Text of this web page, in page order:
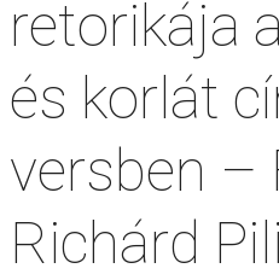
retorikája
és korlát
versben –
Richárd